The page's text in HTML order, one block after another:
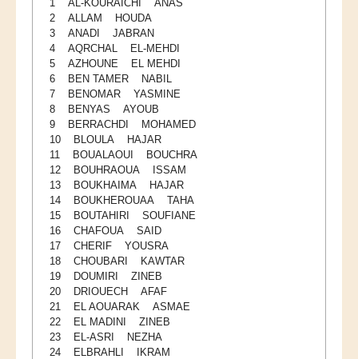
1 AL-KOURAICHI ANAS
2 ALLAM HOUDA
3 ANADI JABRAN
4 AQRCHAL EL-MEHDI
5 AZHOUNE EL MEHDI
6 BEN TAMER NABIL
7 BENOMAR YASMINE
8 BENYAS AYOUB
9 BERRACHDI MOHAMED
10 BLOULA HAJAR
11 BOUALAOUI BOUCHRA
12 BOUHRAOUA ISSAM
13 BOUKHAIMA HAJAR
14 BOUKHEROUAA TAHA
15 BOUTAHIRI SOUFIANE
16 CHAFOUA SAID
17 CHERIF YOUSRA
18 CHOUBARI KAWTAR
19 DOUMIRI ZINEB
20 DRIOUECH AFAF
21 EL AOUARAK ASMAE
22 EL MADINI ZINEB
23 EL-ASRI NEZHA
24 ELBRAHLI IKRAM